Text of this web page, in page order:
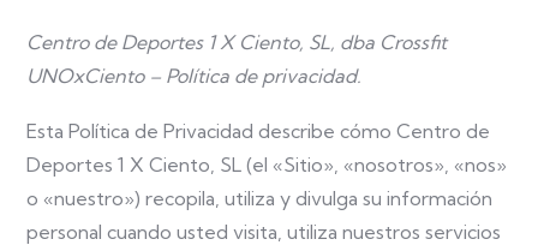
Centro de Deportes 1 X Ciento, SL, dba Crossfit
UNOxCiento – Política de privacidad.
Esta Política de Privacidad describe cómo Centro de
Deportes 1 X Ciento, SL (el «Sitio», «nosotros», «nos»
o «nuestro») recopila, utiliza y divulga su información
personal cuando usted visita, utiliza nuestros servicios